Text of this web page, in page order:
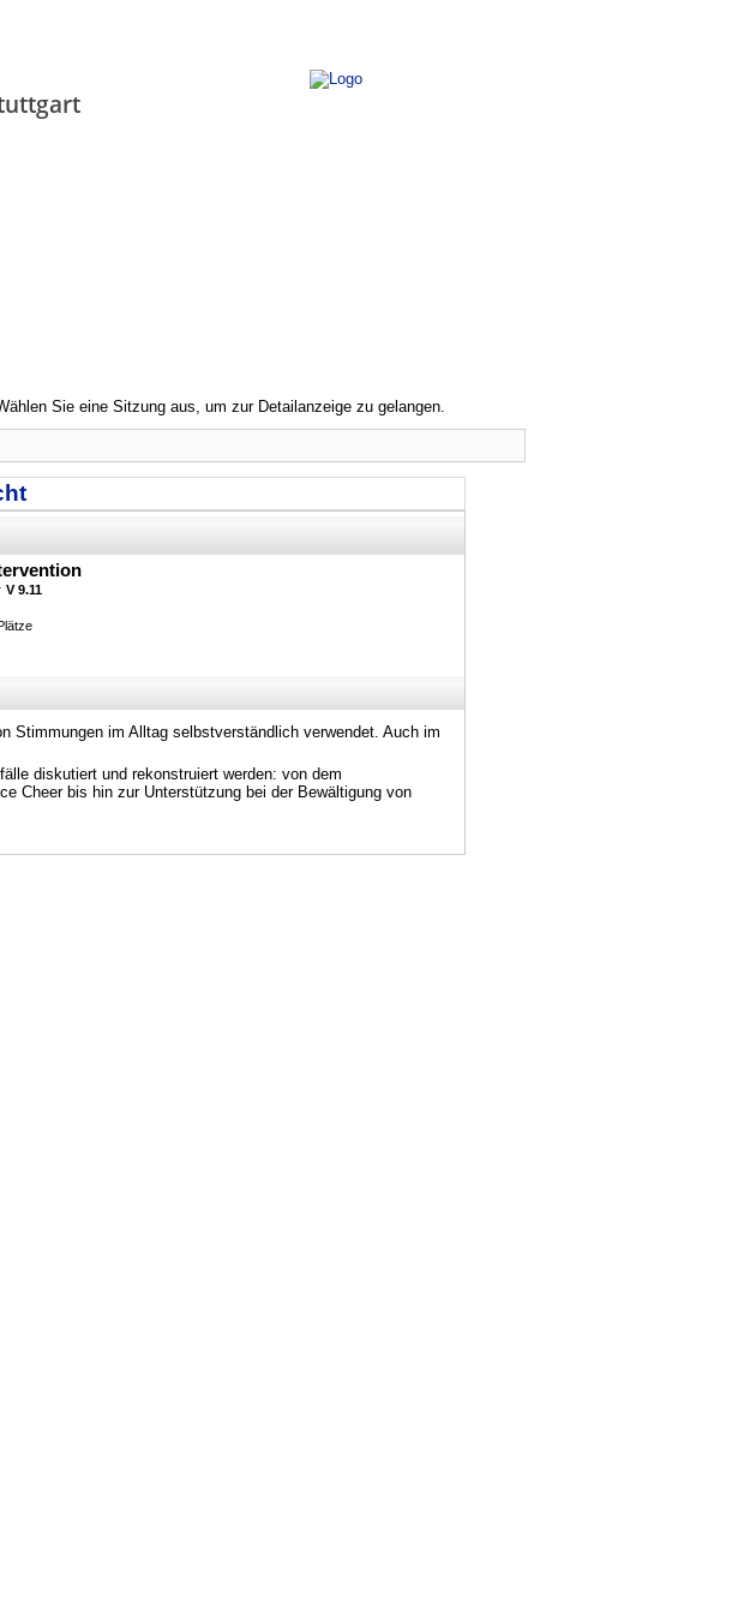
Sie eine Sitzung aus, um zur Detailanzeige zu gelangen.
V 9.11
Stimmungen im Alltag selbstverständlich verwendet. Auch im
diskutiert und rekonstruiert werden: von dem
Cheer bis hin zur Unterstützung bei der Bewältigung von